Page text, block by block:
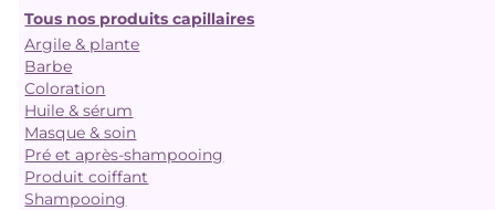
Tous nos produits capillaires
Argile & plante
Barbe
Coloration
Huile & sérum
Masque & soin
Pré et après-shampooing
Produit coiffant
Shampooing